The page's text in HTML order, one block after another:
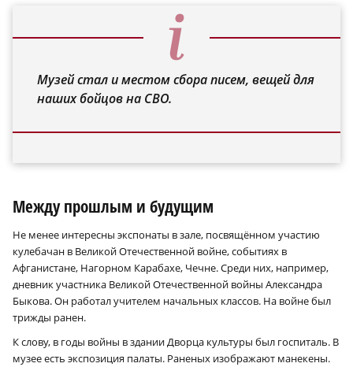
Музей стал и местом сбора писем, вещей для
наших бойцов на СВО.
Между прошлым и будущим
Не менее интересны экспонаты в зале, посвящённом участию
кулебачан в Великой Отечественной войне, событиях в
Афганистане, Нагорном Карабахе, Чечне. Среди них, например,
дневник участника Великой Отечественной войны Александра
Быкова. Он работал учителем начальных классов. На войне был
трижды ранен.
К слову, в годы войны в здании Дворца культуры был госпиталь. В
музее есть экспозиция палаты. Раненых изображают манекены.